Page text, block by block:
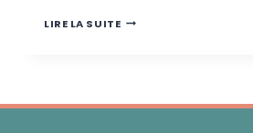
LIRE LA SUITELA
GUIDE